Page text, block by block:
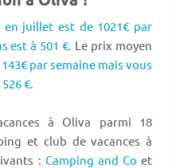
juillet est de 1021€ par
est à 501 €. Le prix moyen
par semaine mais vous
€.
à Oliva parmi 18
et club de vacances à
: Camping and Co et